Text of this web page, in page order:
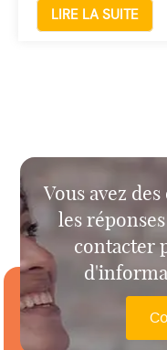
LIRE LA SUITE
Vous avez
les
contacter